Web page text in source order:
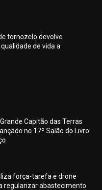
tornozelo devolve
de vida a
Capitão das Terras
no 17º Salão do Livro
força-tarefa e drone
regularizar abastecimento